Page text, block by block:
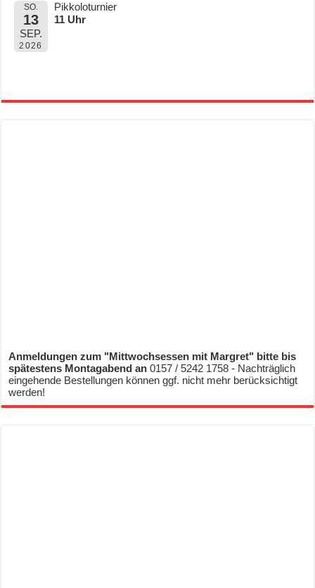
SO.
13
SEP.
2026
Pikkoloturnier
11 Uhr
Anmeldungen zum "Mittwochsessen mit Margret" bitte bis
spätestens Montagabend an0157 / 5242 1758 - Nachträglich
eingehende Bestellungen können ggf. nicht mehr berücksichtigt
werden!